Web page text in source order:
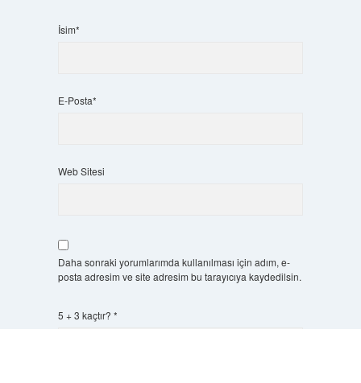
İsim*
E-Posta*
Web Sitesi
Daha sonraki yorumlarımda kullanılması için adım, e-
posta adresim ve site adresim bu tarayıcıya kaydedilsin.
5 + 3 kaçtır? *